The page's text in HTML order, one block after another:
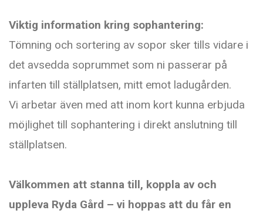
Viktig information kring sophantering:
Tömning och sortering av sopor sker tills vidare i
det avsedda soprummet som ni passerar på
infarten till ställplatsen, mitt emot ladugården.
Vi arbetar även med att inom kort kunna erbjuda
möjlighet till sophantering i direkt anslutning till
ställplatsen.
Välkommen att stanna till, koppla av och
uppleva Ryda Gård – vi hoppas att du får en